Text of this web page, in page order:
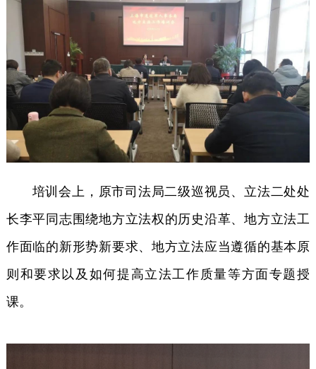
培训会上，原市司法局二级巡视员、立法二处处
长李平同志围绕地方立法权的历史沿革、地方立法工
作面临的新形势新要求、地方立法应当遵循的基本原
则和要求以及如何提高立法工作质量等方面专题授
课。